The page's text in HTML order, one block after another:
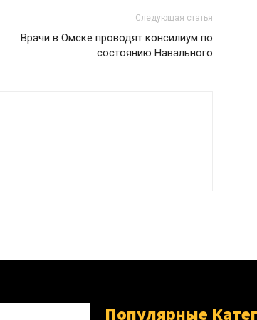
Следующая статья
Врачи в Омске проводят консилиум по
состоянию Навального
Популярные